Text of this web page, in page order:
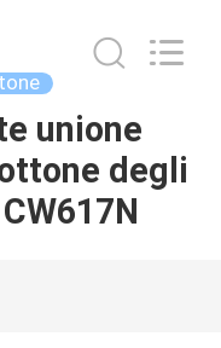
unione
degli